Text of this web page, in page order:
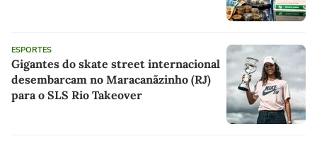
ESPORTES
Gigantes do skate street internacional
desembarcam no Maracanãzinho (RJ)
para o SLS Rio Takeover